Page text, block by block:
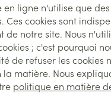
ligne n'utilise que des
Ces cookies sont
de notre site. Nous
; c'est pourquoi
de refuser les cookies
matière. Nous
politique en matière